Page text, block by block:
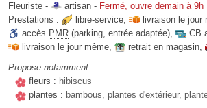
Fleuriste - artisan - Fermé, ouvre demain à 9h
Prestations :
libre-service, livraison le jour
accès PMR (parking, entrée adaptée), CB
livraison le jour même, retrait en magasin,
Propose notamment :
fleurs : hibiscus
plantes : bambous, plantes d'extérieur,